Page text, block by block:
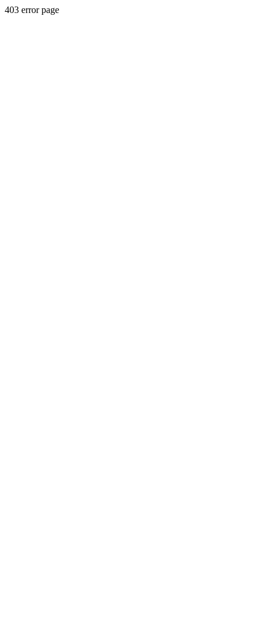
403 error page